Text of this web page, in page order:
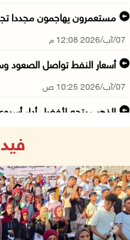
مستعمرون يهاجمون مجددا
07/آب/2026 12:08 م
أسعار النفط تواصل
07/آب/2026 10:25 ص
الذهب يتجه لأفضل أداء
07/آب/2026 09:06 ص
مستعمرون بحماية قوات
07/آب/2026 08:39 ص
Next